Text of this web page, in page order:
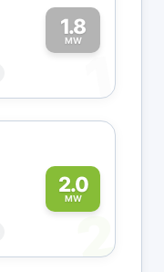
1.8
MW
1
2.0
MW
2